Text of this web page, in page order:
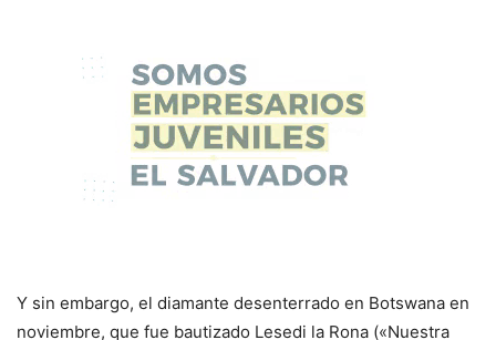
Y sin embargo, el diamante desenterrado en Botswana en
noviembre, que fue bautizado Lesedi la Rona («Nuestra